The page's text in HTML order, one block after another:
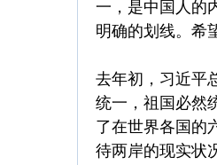
一，是中国人的
明确的划线。希
去年初，习近平
统一，祖国必然
了在世界各国的
待两岸的现实状